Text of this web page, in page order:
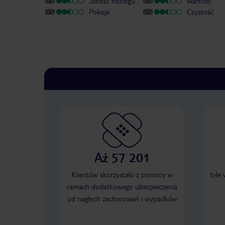
Pokoje
Czystość
Aż 57 201
Klientów skorzystało z pomocy w
ramach dodatkowego ubezpieczenia
od nagłych zachorowań i wypadków
tyle